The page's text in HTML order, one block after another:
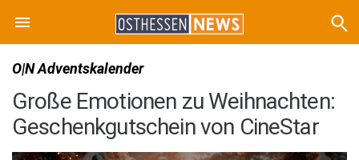
O|N Adventskalender
Große Emotionen zu Weihnachten:
Geschenkgutschein von CineStar